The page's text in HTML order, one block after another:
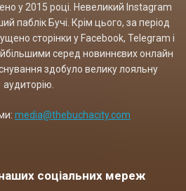
у 2015 році. Невеликий Instagram
паблік Бучі. Крім цього, за період
сторінки у Facebook, Telegram і
серед новиннєвих онлайн
здобуло велику лояльну
аудиторію.
media@thebuchacity.com
соціальних мереж